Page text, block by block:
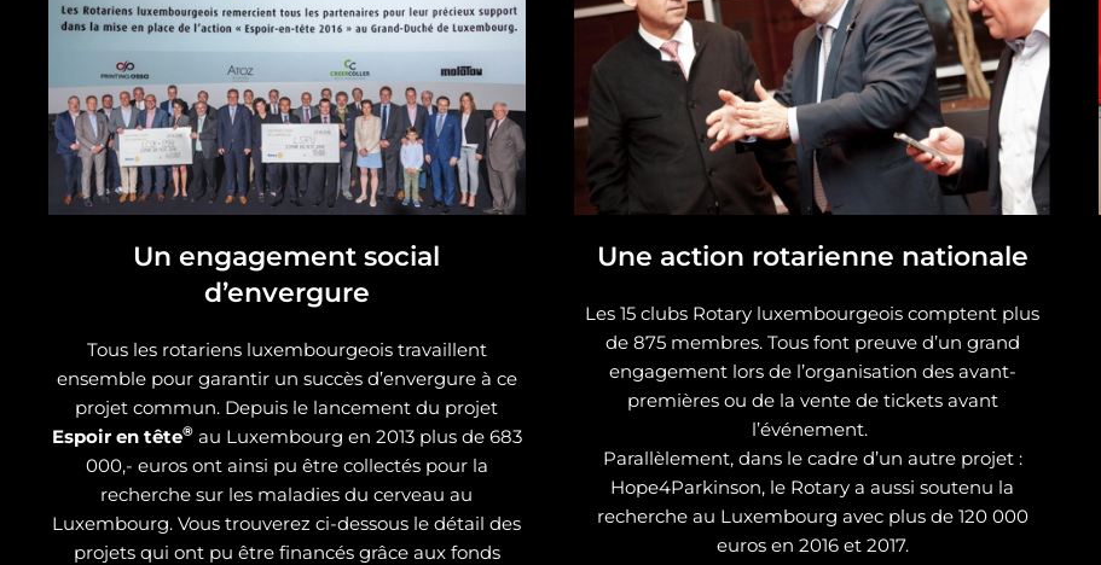
Un engagement social
d’envergure
Tous les rotariens luxembourgeois travaillent
ensemble pour garantir un succès d’envergure à ce
projet commun. Depuis le lancement du projet
Espoir en tête®au Luxembourg en 2013 plus de 683
000,- euros ont ainsi pu être collectés pour la
recherche sur les maladies du cerveau au
Luxembourg. Vous trouverez ci-dessous le détail des
projets qui ont pu être financés grâce aux fonds
Une action rotarienne nationale
Les 15 clubs Rotary luxembourgeois comptent plus
de 875 membres. Tous font preuve d’un grand
engagement lors de l’organisation des avant-
premières ou de la vente de tickets avant
l’événement.
Parallèlement, dans le cadre d’un autre projet :
Hope4Parkinson, le Rotary a aussi soutenu la
recherche au Luxembourg avec plus de 120 000
euros en 2016 et 2017.